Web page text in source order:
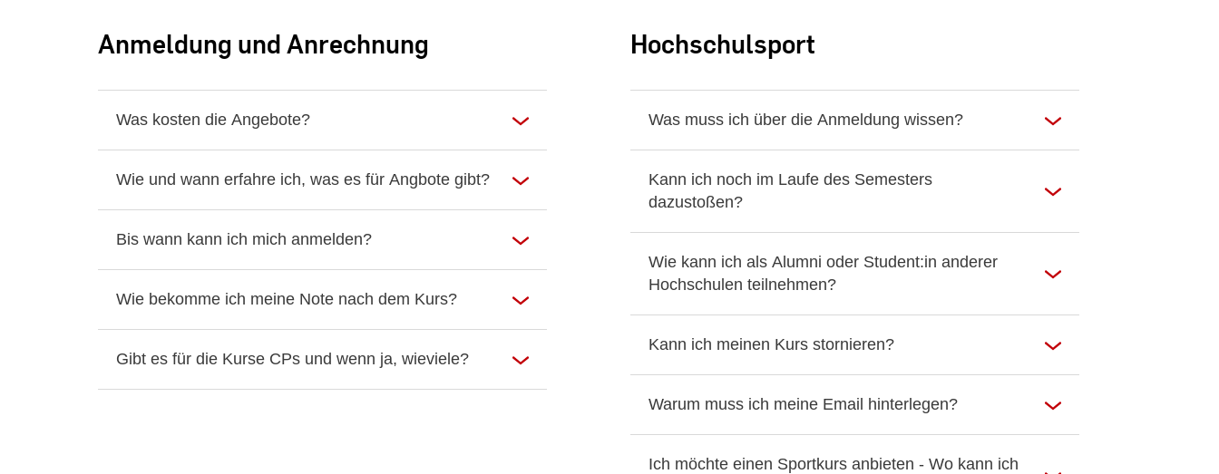
Anmeldung und Anrechnung
Was kosten die Angebote?
Wie und wann erfahre ich, was es für Angbote gibt?
Bis wann kann ich mich anmelden?
Wie bekomme ich meine Note nach dem Kurs?
Gibt es für die Kurse CPs und wenn ja, wieviele?
Hochschulsport
Was muss ich über die Anmeldung wissen?
Kann ich noch im Laufe des Semesters
dazustoßen?
Wie kann ich als Alumni oder Student:in anderer
Hochschulen teilnehmen?
Kann ich meinen Kurs stornieren?
Warum muss ich meine Email hinterlegen?
Ich möchte einen Sportkurs anbieten - Wo kann ich